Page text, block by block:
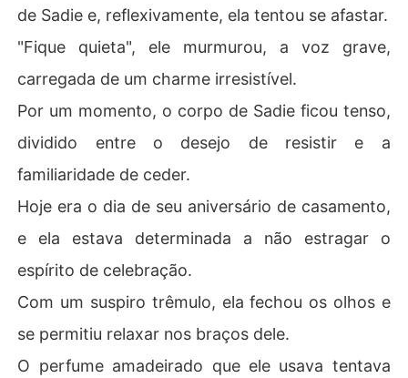
de Sadie e, reflexivamente, ela tentou se afastar.
"Fique quieta", ele murmurou, a voz grave,
carregada de um charme irresistível.
Por um momento, o corpo de Sadie ficou tenso,
dividido entre o desejo de resistir e a
familiaridade de ceder.
Hoje era o dia de seu aniversário de casamento,
e ela estava determinada a não estragar o
espírito de celebração.
Com um suspiro trêmulo, ela fechou os olhos e
se permitiu relaxar nos braços dele.
O perfume amadeirado que ele usava tentava